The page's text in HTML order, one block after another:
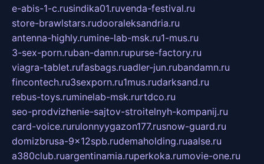
e-abis-1-c.rusindika01.ruvenda-festival.ru
store-brawlstars.rudooraleksandria.ru
antenna-highly.rumine-lab-msk.ru1-mus.ru
3-sex-porn.ruban-damn.rupurse-factory.ru
viagra-tablet.rufasbags.ruadler-jun.rubandamn.ru
fincontech.ru3sexporn.ru1mus.rudarksand.ru
rebus-toys.ruminelab-msk.rurtdco.ru
seo-prodvizhenie-sajtov-stroitelnyh-kompanij.ru
card-voice.rurulonnyygazon177.rusnow-guard.ru
domizbrusa-9x12spb.rudemaholding.ruaalse.ru
a380club.ruargentinamia.ruperkoka.rumovie-one.ru